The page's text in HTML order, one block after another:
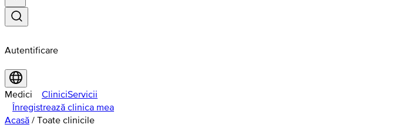
Autentificare
Medici CliniciServicii
Înregistrează clinica mea
Acasă / Toate clinicile